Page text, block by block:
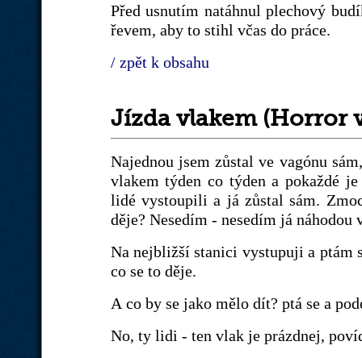
Před usnutím natáhnul plechový
řevem, aby to stihl včas do práce.
/ zpět k obsahu
Jízda vlakem (Horror
Najednou jsem zůstal ve vagónu
vlakem týden co týden a pokaždé
lidé vystoupili a já zůstal sám.
děje? Nesedím - nesedím já náhodou
Na nejbližší stanici vystupuji a ptám
co se to děje.
A co by se jako mělo dít? ptá se a
No, ty lidi - ten vlak je prázdnej,